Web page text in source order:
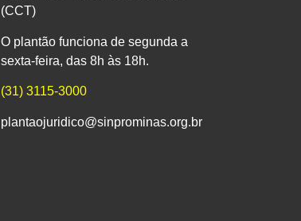
(CCT)
O plantão funciona de segunda a
sexta-feira, das 8h às 18h.
(31) 3115-3000
plantaojuridico@sinprominas.org.br